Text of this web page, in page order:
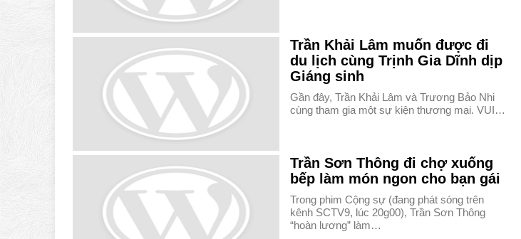
Trần Khải Lâm muốn được đi
du lịch cùng Trịnh Gia Dĩnh dịp
Giáng sinh
Gần đây, Trần Khải Lâm và Trương Bảo Nhi
cùng tham gia một sự kiện thương mại. VUI…
Trần Sơn Thông đi chợ xuống
bếp làm món ngon cho bạn gái
Trong phim Cộng sự (đang phát sóng trên
kênh SCTV9, lúc 20g00), Trần Sơn Thông
“hoàn lương” làm…